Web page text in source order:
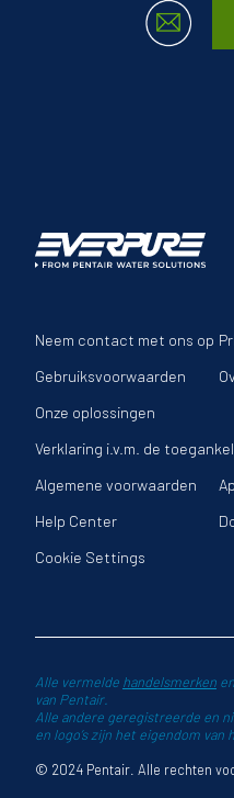
Neem contact met ons op
Gebruiksvoorwaarden
Onze oplossingen
Verklaring i.v.m. de
Algemene voorwaarden
Help Center
Cookie Settings
Alle vermelde handelsmerken
van Pentair.
Alle andere geregistreerde en
en logo’s zijn het eigendom van
© 2024 Pentair. Alle rechten